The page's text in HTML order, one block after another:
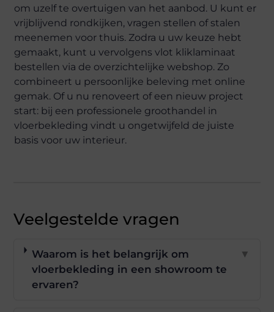
om uzelf te overtuigen van het aanbod. U kunt er
vrijblijvend rondkijken, vragen stellen of stalen
meenemen voor thuis. Zodra u uw keuze hebt
gemaakt, kunt u vervolgens vlot kliklaminaat
bestellen via de overzichtelijke webshop. Zo
combineert u persoonlijke beleving met online
gemak. Of u nu renoveert of een nieuw project
start: bij een professionele groothandel in
vloerbekleding vindt u ongetwijfeld de juiste
basis voor uw interieur.
Veelgestelde vragen
Waarom is het belangrijk om
vloerbekleding in een showroom te
ervaren?
▼